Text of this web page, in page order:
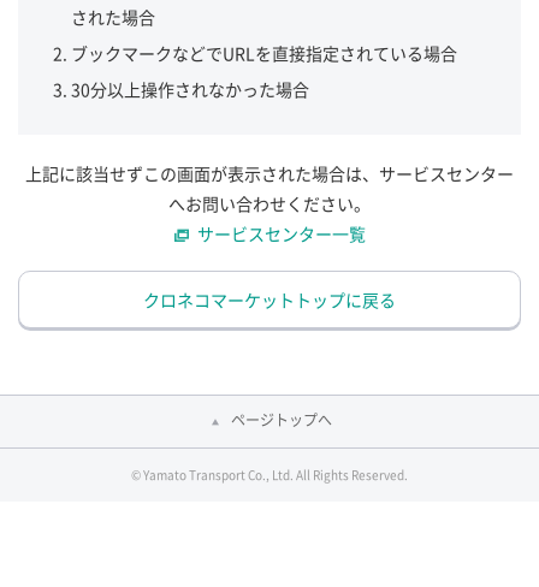
された場合
ブックマークなどでURLを直接指定されている場合
30分以上操作されなかった場合
上記に該当せずこの画面が表示された場合は、サービスセンター
へお問い合わせください。
サービスセンター一覧
クロネコマーケットトップに戻る
ページトップへ
© Yamato Transport Co., Ltd. All Rights Reserved.